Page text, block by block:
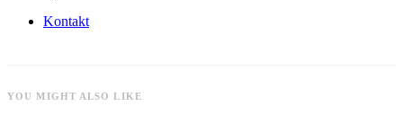
Kontakt
YOU MIGHT ALSO LIKE